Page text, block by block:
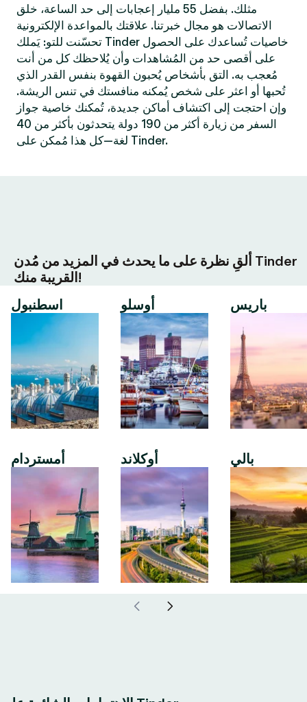
مثلك. بفضل 55 مليار إعجابات إلى حد الساعة، خلق
الاتصالات هو مجال خبرتنا. علاقتك بالمواعدة الإلكترونية
تحسّنت للتو: يَملك Tinder خاصيات تُساعدك على الحصول
على أقصى حد من المُشاهدات وأن يُلاحظك كل من أنت
مُعجب به. التق بأشخاص يُحبون القهوة بنفس القدر الذي
تُحبها أو اعثر على شخص يُمكنه منافستك في تنس الريشة.
وإن احتجت إلى اكتشاف أماكن جديدة، تُمكنك خاصية جواز
السفر من زيارة أكثر من 190 دولة يتحدثون بأكثر من 40
لغة—كل هذا مُمكن على Tinder.
ألقِ نظرة على ما يحدث في المزيد من مُدن Tinder
القريبة منك!
اسطنبول
أمستردام
أوسلو
أوكلاند
باريس
بالي